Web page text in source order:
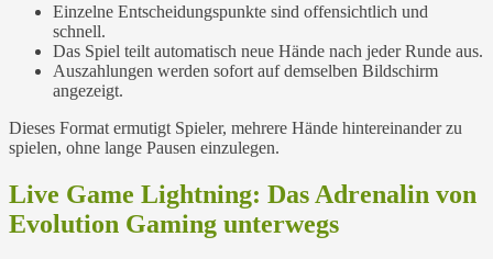
Einzelne Entscheidungspunkte sind offensichtlich und
schnell.
Das Spiel teilt automatisch neue Hände nach jeder Runde aus.
Auszahlungen werden sofort auf demselben Bildschirm
angezeigt.
Dieses Format ermutigt Spieler, mehrere Hände hintereinander zu
spielen, ohne lange Pausen einzulegen.
Live Game Lightning: Das Adrenalin von
Evolution Gaming unterwegs